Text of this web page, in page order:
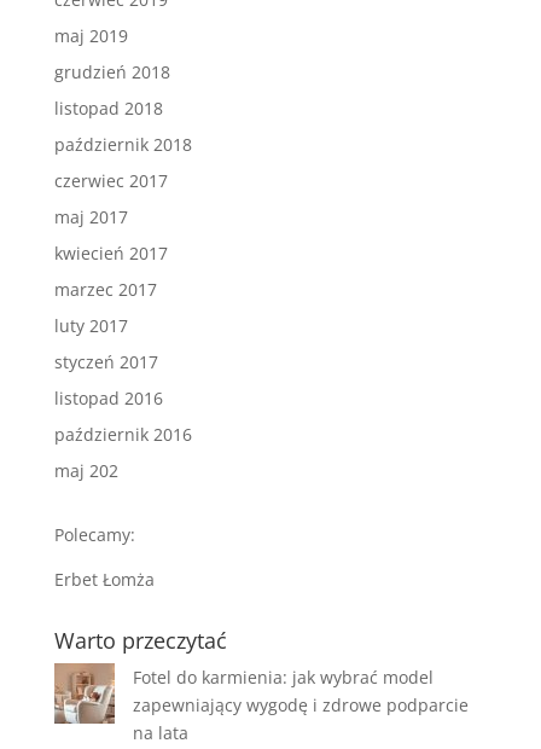
maj 2019
grudzień 2018
listopad 2018
październik 2018
czerwiec 2017
maj 2017
kwiecień 2017
marzec 2017
luty 2017
styczeń 2017
listopad 2016
październik 2016
maj 202
Polecamy:
Erbet Łomża
Warto przeczytać
Fotel do karmienia: jak wybrać model
zapewniający wygodę i zdrowe podparcie
na lata